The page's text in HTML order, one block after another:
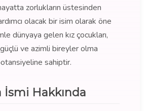
zorlukların üstesinden
olacak bir isim olarak öne
dünyaya gelen kız çocukları,
ve azimli bireyler olma
sahiptir.
İsmi Hakkında